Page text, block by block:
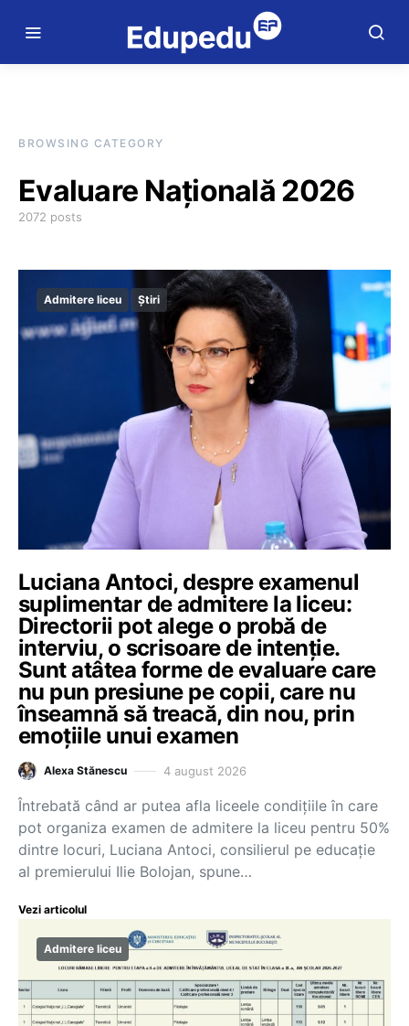
BROWSING CATEGORY
Evaluare Națională 2026
2072 posts
Admitere liceu Știri
Luciana Antoci, despre examenul
suplimentar de admitere la liceu:
Directorii pot alege o probă de
interviu, o scrisoare de intenție.
Sunt atâtea forme de evaluare care
nu pun presiune pe copii, care nu
înseamnă să treacă, din nou, prin
emoțiile unui examen
Alexa Stănescu 4 august 2026
Întrebată când ar putea afla liceele condițiile în care
pot organiza examen de admitere la liceu pentru 50%
dintre locuri, Luciana Antoci, consilierul pe educație
al premierului Ilie Bolojan, spune…
Vezi articolul
Admitere liceu